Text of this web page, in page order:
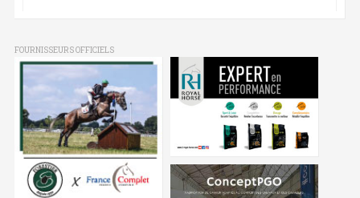
FOURNISSEURS OFFICIELS